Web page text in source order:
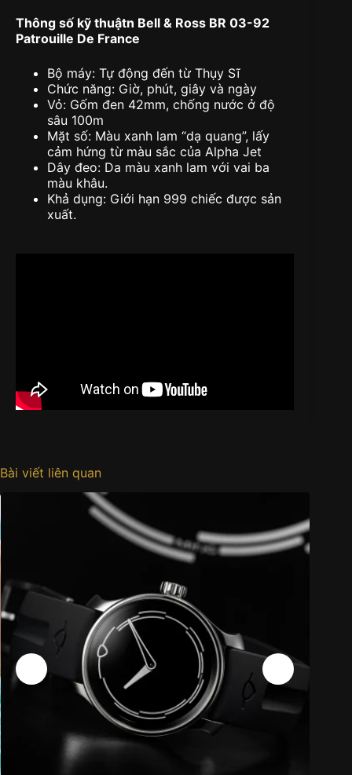
Thông số kỹ thuậtn Bell & Ross BR 03-92
Patrouille De France
Bộ máy: Tự động đến từ Thụy Sĩ
Chức năng: Giờ, phút, giây và ngày
Vỏ: Gốm đen 42mm, chống nước ở độ
sâu 100m
Mặt số: Màu xanh lam “dạ quang”, lấy
cảm hứng từ màu sắc của Alpha Jet
Dây đeo: Da màu xanh lam với vai ba
màu khâu.
Khả dụng: Giới hạn 999 chiếc được sản
xuất.
Bài viết liên quan